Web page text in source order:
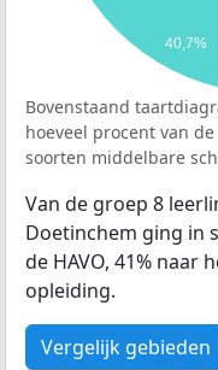
40,7%
Bovenstaand
hoeveel procent van
soorten middelbare
Van de groep 8
Doetinchem ging in
de HAVO, 41% naar
opleiding.
Vergelijk gebieden